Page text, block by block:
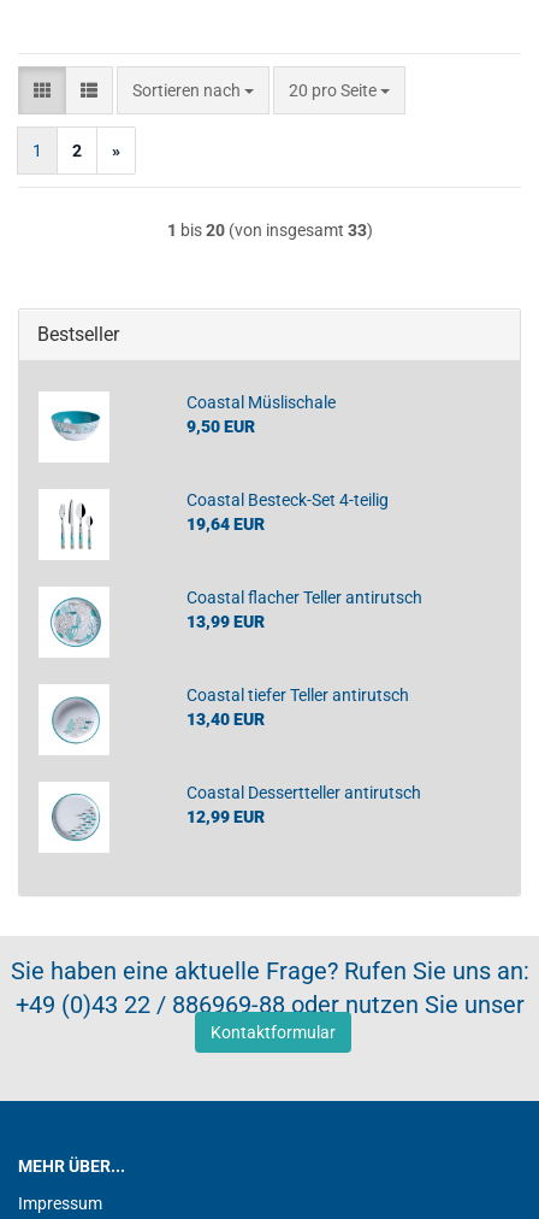
Sortieren nach
Sortieren nach 20 pro Seite
pro Seite
1 2 »
1 bis20(von insgesamt 33)
Bestseller
Coastal Müslischale
9,50 EUR
Coastal Besteck-Set 4-teilig
19,64 EUR
Coastal flacher Teller antirutsch
13,99 EUR
Coastal tiefer Teller antirutsch
13,40 EUR
Coastal Dessertteller antirutsch
12,99 EUR
Sie haben eine aktuelle Frage? Rufen Sie uns an:
+49 (0)43 22 / 886969-88 oder nutzen Sie unser
Kontaktformular
MEHR ÜBER...
Impressum